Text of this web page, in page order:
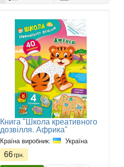
Книга "Школа креативного
дозвілля. Африка"
Країна виробник: Україна
66грн.